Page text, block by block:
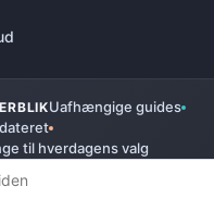
Uafhængige guides
til hverdagens valg